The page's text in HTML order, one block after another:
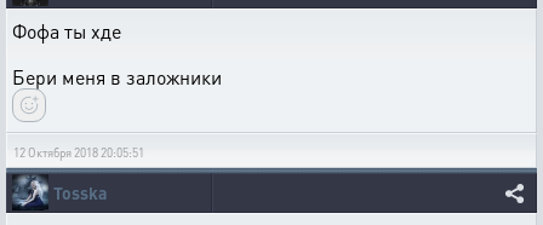
Фофа ты хде
Бери меня в заложники
12 Октября 2018 20:05:51
Tosska